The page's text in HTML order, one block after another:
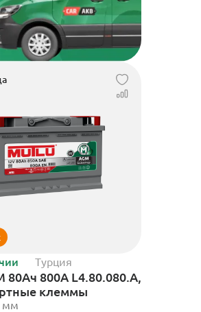
Турция
L4.80.080.A,
клеммы
мм